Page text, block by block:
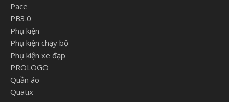
Pace
PB3.0
Phụ kiện
Phụ kiện chạy bộ
Phụ kiện xe đạp
PROLOGO
Quần áo
Quatix